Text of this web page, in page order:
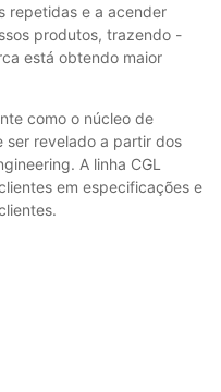
repetidas e a acender
produtos, trazendo -
está obtendo maior
como o núcleo de
ser revelado a partir dos
A linha CGL
em especificações e